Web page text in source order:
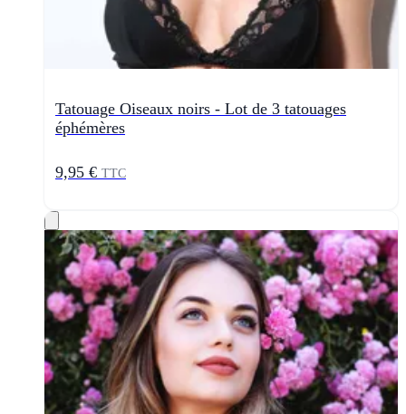
Tatouage Oiseaux noirs - Lot de 3 tatouages
éphémères
9,95 € TTC